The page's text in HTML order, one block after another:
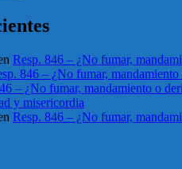
Resp. 846 – ¿No fumar,
846 – ¿No fumar,
– ¿No fumar, mandamiento o
y misericordia
Resp. 846 – ¿No fumar,